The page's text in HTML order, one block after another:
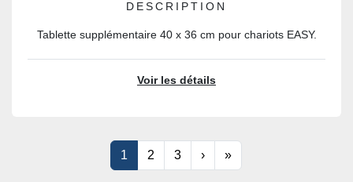
DESCRIPTION
Tablette supplémentaire 40 x 36 cm pour chariots EASY.
Voir les détails
1 2 3 › »